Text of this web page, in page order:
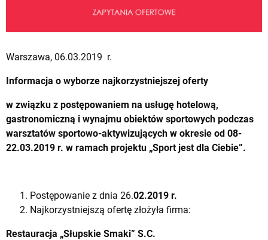
Warszawa, 06.03.2019 r.
Informacja o wyborze najkorzystniejszej oferty
w związku z postępowaniem na usługę hotelową,
gastronomiczną i wynajmu obiektów sportowych podczas
warsztatów sportowo-aktywizujących w okresie od 08-
22.03.2019 r. w ramach projektu „Sport jest dla Ciebie”.
Postępowanie z dnia 26.02.2019 r.
Najkorzystniejszą ofertę złożyła firma:
Restauracja „Słupskie Smaki” S.C.